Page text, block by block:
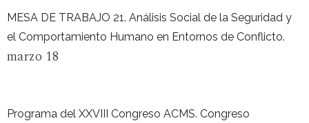
MESA DE TRABAJO 21. Análisis Social de la Seguridad y
el Comportamiento Humano en Entornos de Conflicto.
marzo 18
Programa del XXVIII Congreso ACMS. Congreso